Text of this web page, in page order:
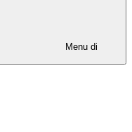
Menu di